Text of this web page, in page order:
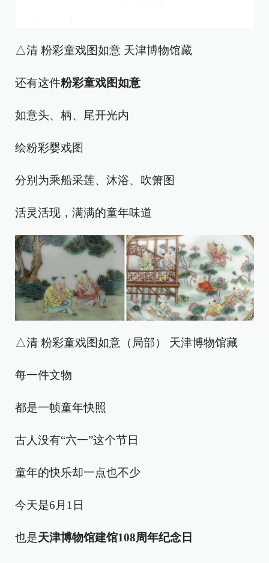
△清 粉彩童戏图如意 天津博物馆藏
还有这件粉彩童戏图如意
如意头、柄、尾开光内
绘粉彩婴戏图
分别为乘船采莲、沐浴、吹箫图
活灵活现，满满的童年味道
△清 粉彩童戏图如意（局部） 天津博物馆藏
每一件文物
都是一帧童年快照
古人没有“六一”这个节日
童年的快乐却一点也不少
今天是6月1日
也是天津博物馆建馆108周年纪念日